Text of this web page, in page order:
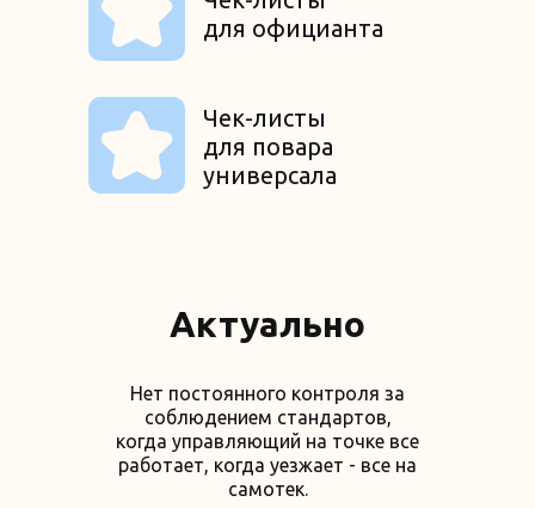
для официанта
Чек-листы
для повара
универсала
Нет постоянного контроля за
соблюдением стандартов,
когда управляющий на точке все
работает, когда уезжает - все на
самотек.
Актуально